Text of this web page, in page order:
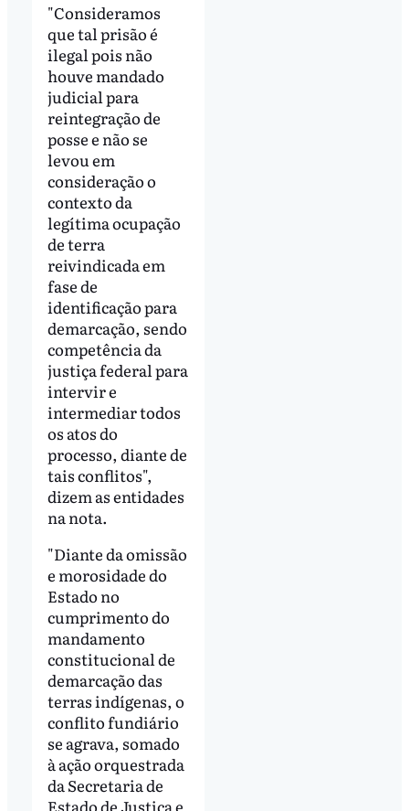
"Consideramos
que tal prisão é
ilegal pois não
houve mandado
judicial para
reintegração de
posse e não se
levou em
consideração o
contexto da
legítima ocupação
de terra
reivindicada em
fase de
identificação para
demarcação, sendo
competência da
justiça federal para
intervir e
intermediar todos
os atos do
processo, diante de
tais conflitos",
dizem as entidades
na nota.
"Diante da omissão
e morosidade do
Estado no
cumprimento do
mandamento
constitucional de
demarcação das
terras indígenas, o
conflito fundiário
se agrava, somado
à ação orquestrada
da Secretaria de
Estado de Justiça e